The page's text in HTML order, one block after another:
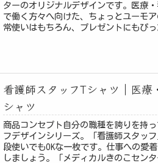
ターのオリジナルデザインです。医療
で働く方々へ向けた、ちょっとユーモ
常使いはもちろん、プレゼントにもぴ
看護師スタッフTシャツ｜医療
シャツ
商品コンセプト自分の職種を誇りを持
フデザインシリーズ。「看護師スタッ
段使いでもOKな一枚です。仕事への愛
しましょう。「メディカルきのこセン